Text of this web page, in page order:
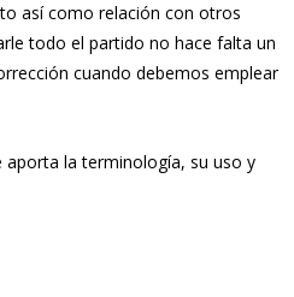
así como relación con otros
todo el partido no hace falta un
cuando debemos emplear
aporta la terminología, su uso y